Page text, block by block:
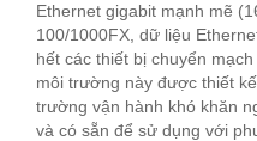
Ethernet gigabit mạnh mẽ
100/1000FX, dữ liệu
hết các thiết bị chuyển
môi trường này được thiết
trường vận hành khó khăn
và có sẵn để sử dụng với